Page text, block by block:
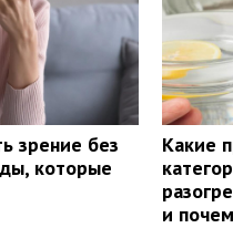
зрение без
которые
Какие
и